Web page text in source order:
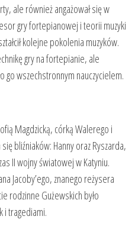
ale również angażował się w
gry fortepianowej i teorii muzyki
kolejne pokolenia muzyków.
gry na fortepianie, ale
go wszechstronnym nauczycielem.
Magdzicką, córką Walerego i
bliźniaków: Hanny oraz Ryszarda,
II wojny światowej w Katyniu.
Jacoby’ego, znanego reżysera
rodzinne Gużewskich było
i tragediami.